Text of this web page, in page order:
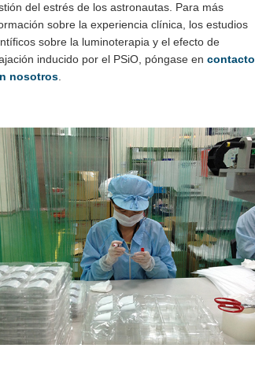
del estrés de los astronautas. Para más
sobre la experiencia clínica, los estudios
sobre la luminoterapia y el efecto de
inducido por el PSiO, póngase en contacto
nosotros.